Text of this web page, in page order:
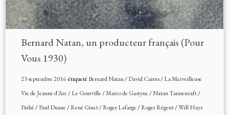
Bernard Natan, un producteur français (Pour
Vous 1930)
23 septembre 2016étiqueté Bernard Natan/David Cairns/La Merveilleuse
Vie de Jeanne d'Arc/Le Gourville/Marco de Gastyne/Natan Tannenzaft/
Pathé/Paul Duane/René Ginet/Roger Lafarge/Roger Régent/Will Hays